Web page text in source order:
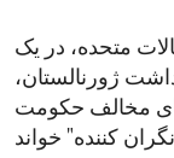
متحده، در یک
ژورنالستان،
مخالف حکومت